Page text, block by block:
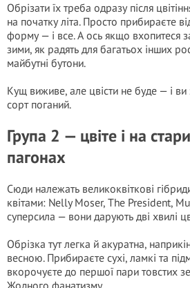
Обрізати їх треба одразу після
на початку літа. Просто прибираєте
форму — і все. А ось якщо вхопитеся
зими, як радять для багатьох інших
майбутні бутони.
Кущ виживе, але цвісти не буде — і
сорт поганий.
Група 2 — цвіте і на
пагонах
Сюди належать великоквіткові
квітами: Nelly Moser, The President,
суперсила — вони дарують дві хвилі
Обрізка тут легка й акуратна,
весною. Прибираєте сухі, ламкі та
вкорочуєте до першої пари товстих
Жодного фанатизму.